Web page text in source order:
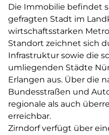
Die Immobilie befindet
gefragten Stadt im
wirtschaftsstarken
Standort zeichnet sich
Infrastruktur sowie die
umliegenden Städte
Erlangen aus. Über die
Bundesstraßen und
regionale als auch
erreichbar.
Zirndorf verfügt über